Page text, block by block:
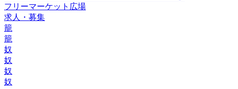
フリーマーケット広場
求人・募集
籠
籠
奴
奴
奴
奴